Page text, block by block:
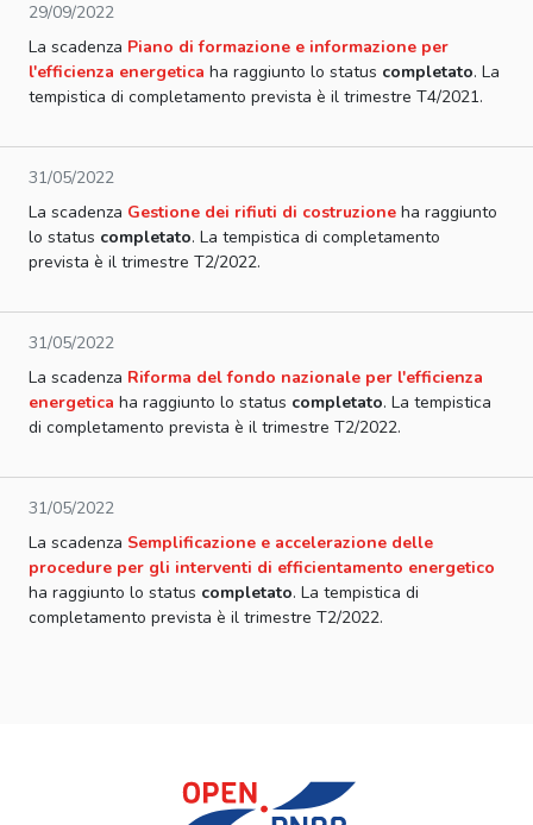
29/09/2022
La scadenza Piano di formazione e informazione per
l'efficienza energetica ha raggiunto lo status completato. La
tempistica di completamento prevista è il trimestre T4/2021.
31/05/2022
La scadenza Gestione dei rifiuti di costruzione ha raggiunto
lo status completato. La tempistica di completamento
prevista è il trimestre T2/2022.
31/05/2022
La scadenza Riforma del fondo nazionale per l'efficienza
energetica ha raggiunto lo status completato. La tempistica
di completamento prevista è il trimestre T2/2022.
31/05/2022
La scadenza Semplificazione e accelerazione delle
procedure per gli interventi di efficientamento energetico
ha raggiunto lo status completato. La tempistica di
completamento prevista è il trimestre T2/2022.